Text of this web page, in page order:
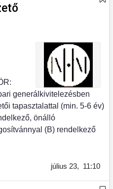
generálkivitelezésben
tapasztalattal (min. 5-6 év)
önálló
(B) rendelkező
július 23, 11:10